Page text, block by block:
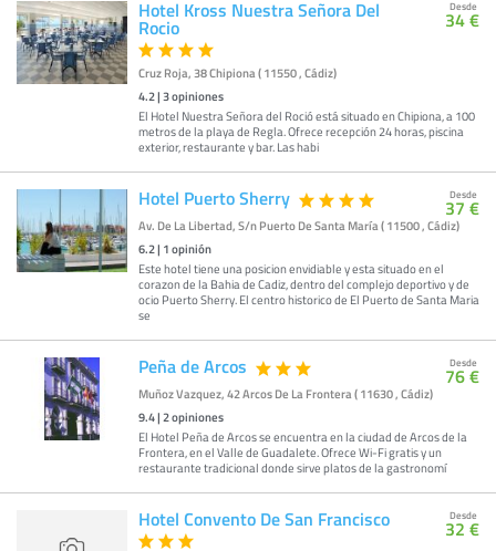
Hotel Kross Nuestra Señora Del
Rocio
Cruz Roja, 38 Chipiona ( 11550 , Cádiz)
4.2|3opiniones
El Hotel Nuestra Señora del Roció está situado en Chipiona, a 100
metros de la playa de Regla. Ofrece recepción 24 horas, piscina
exterior, restaurante y bar. Las habi
Desde
34 €
Hotel Puerto Sherry
Av. De La Libertad, S/n Puerto De Santa María ( 11500 , Cádiz)
6.2| 1opinión
Este hotel tiene una posicion envidiable y esta situado en el
corazon de la Bahia de Cadiz, dentro del complejo deportivo y de
ocio Puerto Sherry. El centro historico de El Puerto de Santa Maria
se
Desde
37 €
Peña de Arcos
Muñoz Vazquez, 42 Arcos De La Frontera ( 11630 , Cádiz)
9.4|2opiniones
El Hotel Peña de Arcos se encuentra en la ciudad de Arcos de la
Frontera, en el Valle de Guadalete. Ofrece Wi-Fi gratis y un
restaurante tradicional donde sirve platos de la gastronomí
Desde
76 €
Hotel Convento De San Francisco Desde
32 €